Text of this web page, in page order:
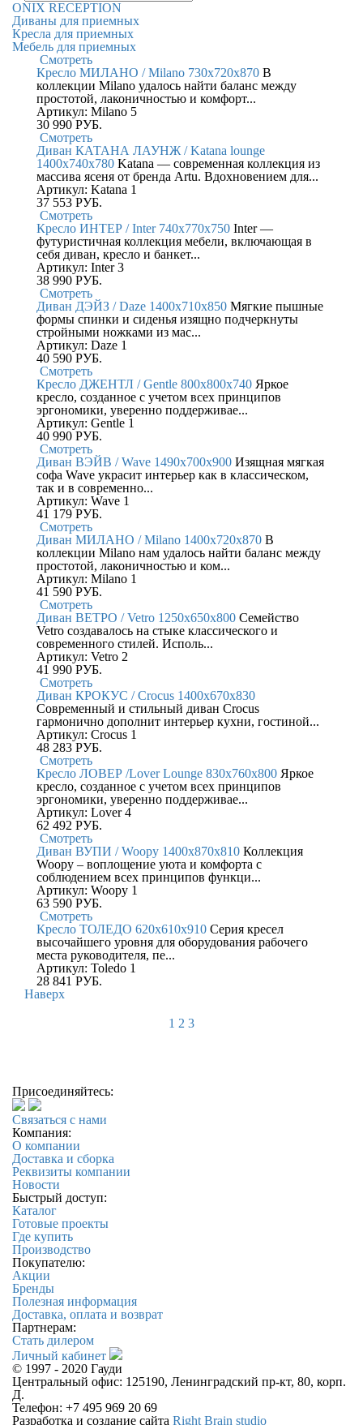
ONIX RECEPTION
Диваны для приемных
Кресла для приемных
Мебель для приемных
Смотреть
Кресло МИЛАНО / Milano 730x720x870 В
коллекции Milano удалось найти баланс между
простотой, лаконичностью и комфорт...
Артикул: Milano 5
30 990 РУБ.
Смотреть
Диван КАТАНА ЛАУНЖ / Katana lounge
1400x740x780 Katana — современная коллекция из
массива ясеня от бренда Artu. Вдохновением для...
Артикул: Katana 1
37 553 РУБ.
Смотреть
Кресло ИНТЕР / Inter 740x770x750 Inter —
футуристичная коллекция мебели, включающая в
себя диван, кресло и банкет...
Артикул: Inter 3
38 990 РУБ.
Смотреть
Диван ДЭЙЗ / Daze 1400x710x850 Мягкие пышные
формы спинки и сиденья изящно подчеркнуты
стройными ножками из мас...
Артикул: Daze 1
40 590 РУБ.
Смотреть
Кресло ДЖЕНТЛ / Gentle 800x800x740 Яркое
кресло, созданное с учетом всех принципов
эргономики, уверенно поддерживае...
Артикул: Gentle 1
40 990 РУБ.
Смотреть
Диван ВЭЙВ / Wave 1490x700x900 Изящная мягкая
софа Wave украсит интерьер как в классическом,
так и в современно...
Артикул: Wave 1
41 179 РУБ.
Смотреть
Диван МИЛАНО / Milano 1400x720x870 В
коллекции Milano нам удалось найти баланс между
простотой, лаконичностью и ком...
Артикул: Milano 1
41 590 РУБ.
Смотреть
Диван ВЕТРО / Vetro 1250x650x800 Семейство
Vetro создавалось на стыке классического и
современного стилей. Исполь...
Артикул: Vetro 2
41 990 РУБ.
Смотреть
Диван КРОКУС / Crocus 1400x670x830
Современный и стильный диван Crocus
гармонично дополнит интерьер кухни, гостиной...
Артикул: Crocus 1
48 283 РУБ.
Смотреть
Кресло ЛОВЕР /Lover Lounge 830x760x800 Яркое
кресло, созданное с учетом всех принципов
эргономики, уверенно поддерживае...
Артикул: Lover 4
62 492 РУБ.
Смотреть
Диван ВУПИ / Woopy 1400x870x810 Коллекция
Woopy – воплощение уюта и комфорта с
соблюдением всех принципов функци...
Артикул: Woopy 1
63 590 РУБ.
Смотреть
Кресло ТОЛЕДО 620x610x910 Серия кресел
высочайшего уровня для оборудования рабочего
места руководителя, пе...
Артикул: Toledo 1
28 841 РУБ.
Наверх
1 2 3
Присоединяйтесь:
Связаться с нами
Компания:
О компании
Доставка и сборка
Реквизиты компании
Новости
Быстрый доступ:
Каталог
Готовые проекты
Где купить
Производство
Покупателю:
Акции
Бренды
Полезная информация
Доставка, оплата и возврат
Партнерам:
Стать дилером
Личный кабинет
© 1997 - 2020 Гауди
Центральный офис: 125190, Ленинградский пр-кт, 80, корп.
Д.
Телефон: +7 495 969 20 69
Разработка и создание сайта Right Brain studio